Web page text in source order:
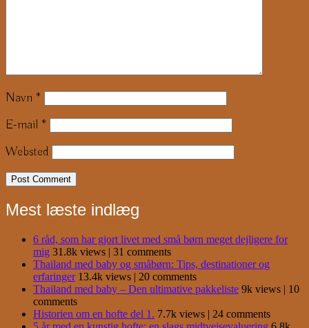
Navn *
E-mail *
Websted
Mest læste indlæg
6 råd, som har gjort livet med små børn meget dejligere for
mig 31.8k views | 31 comments
Thailand med baby og småbørn: Tips, destinationer og
erfaringer 13.4k views | 20 comments
Thailand med baby – Den ultimative pakkeliste 9k views | 10
comments
Historien om en hofte del 1. 7.7k views | 24 comments